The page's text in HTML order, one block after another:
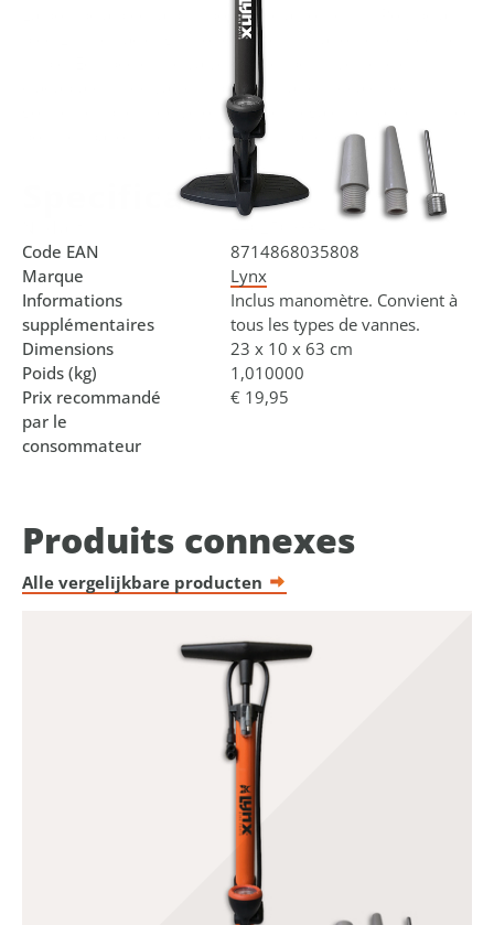
La pompe à pied la plus populaire aujourd'hui. Pompe à
pied Lynx en acier gris foncé avec un manomètre précis et
lisible. Équipée d'une valve de pompe universelle et
d'adaptateurs de valve supplémentaires. Idéale pour
gonfler les pneus de vélo, mais peut également être utilisée
pour les ballons, les matelas pneumatiques, etc.
Specificaties
Code EAN
8714868035808
Marque
Lynx
Informations
supplémentaires
Inclus manomètre. Convient à
tous les types de vannes.
Dimensions
23 x 10 x 63 cm
Poids (kg)
1,010000
Prix recommandé
par le
consommateur
€ 19,95
Produits connexes
Alle vergelijkbare producten